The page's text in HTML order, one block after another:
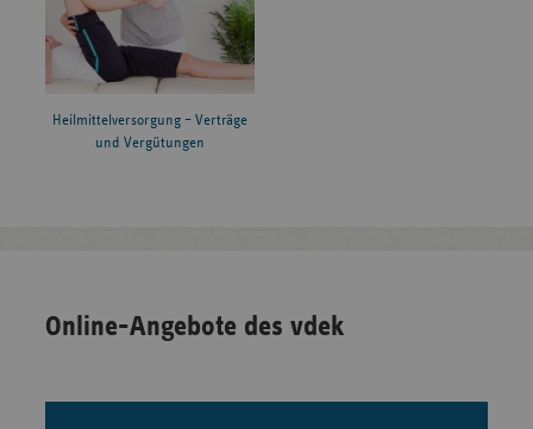
Heilmittelversorgung – Verträge
und Vergütungen
Online-Angebote des vdek